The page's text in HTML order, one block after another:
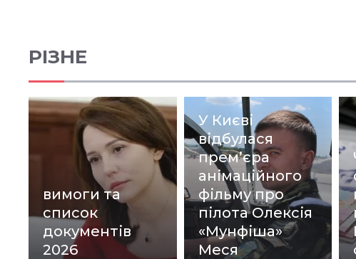
РІЗНЕ
вимоги та
список
документів
2026
У Києві
відбулася
прем’єра
анімаційного
фільму про
пілота Олексія
«Мунфіша»
Меся